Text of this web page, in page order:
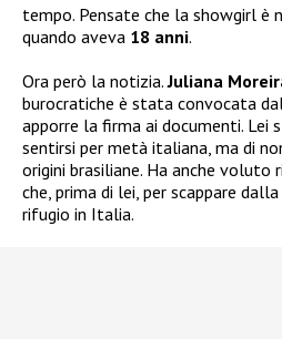
tempo. Pensate che la showgirl è
quando aveva 18 anni.
Ora però la notizia.Juliana
burocratiche è stata convocata
apporre la firma ai documenti. Lei
sentirsi per metà italiana, ma di
origini brasiliane. Ha anche
che, prima di lei, per scappare
rifugio in Italia.